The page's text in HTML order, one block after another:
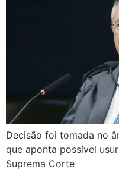
Decisão foi tomada no
que aponta possível
Suprema Corte